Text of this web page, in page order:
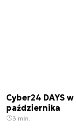
Cyber24 DAYS
października
3 min.